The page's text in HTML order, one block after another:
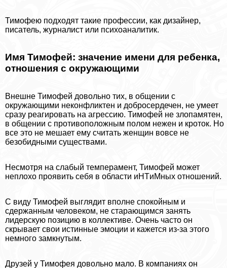
Тимофею подходят такие профессии, как дизайнер,
писатель, журналист или психоаналитик.
Имя Тимофей: значение имени для ребенка,
отношения с окружающими
Внешне Тимофей довольно тих, в общении с
окружающими неконфликтен и добросердечен, не умеет
сразу реагировать на агрессию. Тимофей не злопамятен,
в общении с противоположным полом нежен и кроток. Но
все это не мешает ему считать женщин вовсе не
безобидными существами.
Несмотря на слабый темперамент, Тимофей может
неплохо проявить себя в области иHTиMных отношений.
С виду Тимофей выглядит вполне спокойным и
сдержанным человеком, не старающимся занять
лидерскую позицию в коллективе. Очень часто он
скрывает свои истинные эмоции и кажется из-за этого
немного замкнутым.
Друзей у Тимофея довольно мало. В компаниях он